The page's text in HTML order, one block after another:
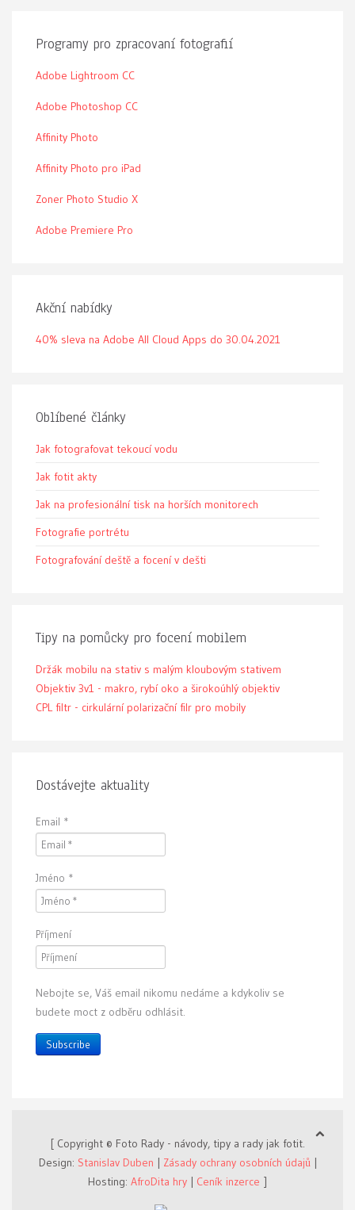
Programy pro zpracovaní fotografií
Adobe Lightroom CC
Adobe Photoshop CC
Affinity Photo
Affinity Photo pro iPad
Zoner Photo Studio X
Adobe Premiere Pro
Akční nabídky
40% sleva na Adobe All Cloud Apps do 30.04.2021
Oblíbené články
Jak fotografovat tekoucí vodu
Jak fotit akty
Jak na profesionální tisk na horších monitorech
Fotografie portrétu
Fotografování deště a focení v dešti
Tipy na pomůcky pro focení mobilem
Držák mobilu na stativ s malým kloubovým stativem
Objektiv 3v1 - makro, rybí oko a širokoúhlý objektiv
CPL filtr - cirkulární polarizační filr pro mobily
Dostávejte aktuality
Email *
Jméno *
Příjmení
Nebojte se, Váš email nikomu nedáme a kdykoliv se
budete moct z odběru odhlásit.
Subscribe
[ Copyright © Foto Rady - návody, tipy a rady jak fotit.
Design: Stanislav Duben Zásady ochrany osobních údajů|
Hosting: AfroDita hry Ceník inzerce ]